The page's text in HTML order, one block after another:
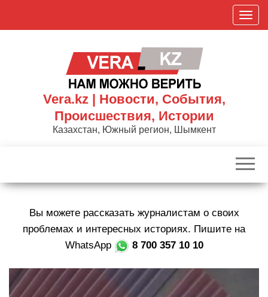
П
о
к
р
Vera.kz | Новости, События,
Происшествия, Истории
Казахстан, Южный регион, Шымкент
Вы можете рассказать журналистам о своих
проблемах и интересных историях. Пишите на
WhatsApp
8 700 357 10 10